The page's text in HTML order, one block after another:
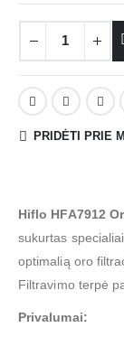
PRIDĖTI PRIE
Hiflo HFA7912
sukurtas specialiai
optimalią oro
Filtravimo terpė
Privalumai: